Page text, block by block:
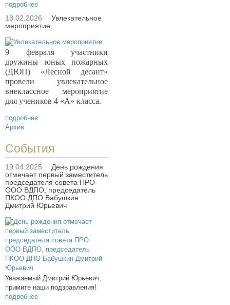
подробнее
18.02.2026
Увлекательное
мероприятие
9 февраля участники
дружины юных пожарных
(ДЮП) «Лесной десант»
провели увлекательное
внеклассное мероприятие
для учеников 4 «А» класса.
подробнее
Архив
События
19.04.2025
День рождения
отмечает первый заместитель
председателя совета ПРО
ООО ВДПО, председатель
ПКОО ДПО Бабушкин
Дмитрий Юрьевич
Уважаемый Дмитрий Юрьевич,
примите наши подзравления!
подробнее